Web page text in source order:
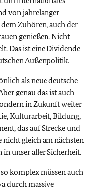
von jahrelanger
Zuhören, auch der
genießen. Nicht
Das ist eine Dividende
Außenpolitik.
als neue deutsche
genau das ist auch
in Zukunft weiter
Kulturarbeit, Bildung,
das auf Strecke und
nicht gleich am nächsten
in unser aller Sicherheit.
komplex müssen auch
durch massive